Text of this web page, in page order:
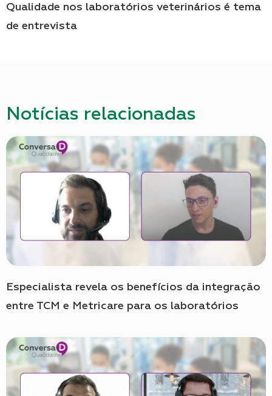
Qualidade nos laboratórios veterinários é tema
de entrevista
Notícias relacionadas
Especialista revela os benefícios da integração
entre TCM e Metricare para os laboratórios